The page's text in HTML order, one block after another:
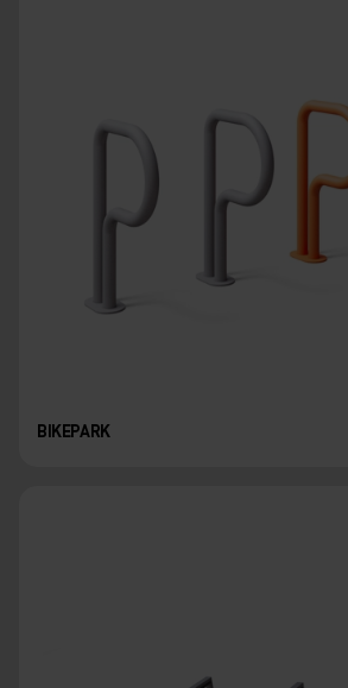
BIKEPARK